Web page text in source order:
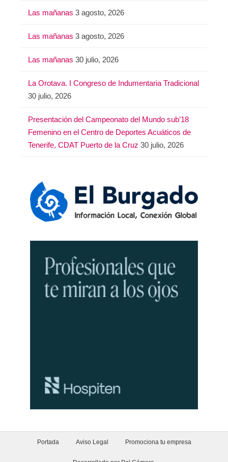
Las mañanas 3 agosto, 2026
Las mañanas 3 agosto, 2026
Las mañanas 30 julio, 2026
La Orotava. I Congreso de Indumentaria Tradicional
30 julio, 2026
Presentación del Campeonato del Mundo sub’18
Femenino en el Centro de Deportes Acuáticos de
Tenerife, CDAT Puerto de la Cruz 30 julio, 2026
Portada Aviso Legal Promociona tu empresa